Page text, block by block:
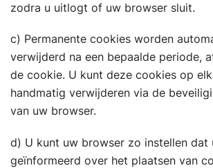
zodra u uitlogt of uw browser sluit.
c) Permanente cookies worden
verwijderd na een bepaalde periode,
de cookie. U kunt deze cookies op
handmatig verwijderen via de
van uw browser.
d) U kunt uw browser zo instellen dat
geïnformeerd over het plaatsen van